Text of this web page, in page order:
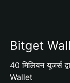
Bitget
40 मिलियन यूजर्स
Wallet